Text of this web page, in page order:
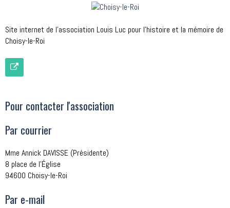
Site internet de l'association Louis Luc pour l'histoire et la mémoire de
Choisy-le-Roi
Pour contacter l'association
Par courrier
Mme Annick DAVISSE (Présidente)
8 place de l'Église
94600 Choisy-le-Roi
Par e-mail